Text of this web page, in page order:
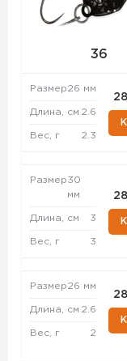
36
Размер26 мм
Длина, см 2.6
Вес, г 2.3
Размер30
мм
Длина, см 3
Вес, г 3
Размер26 мм
Длина, см 2.6
Вес, г 2